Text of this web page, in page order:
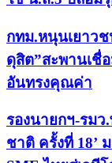
กทม.หนุนเยาว
ดุสิต”สะพานเชื่
อันทรงคุณค่า
รองนายกฯ-รม
ชาติ ครั้งที่ 18’